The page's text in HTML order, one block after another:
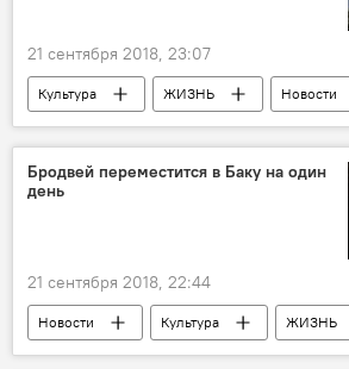
21 сентября 2018, 23:07
Культура ЖИЗНЬ
Новости
Белград
Поэт Азербайджан
Бродвей переместится в Баку на один
день
21 сентября 2018, 22:44
Новости Культура
ЖИЗНЬ
Азербайджан
Баку
Бродвей